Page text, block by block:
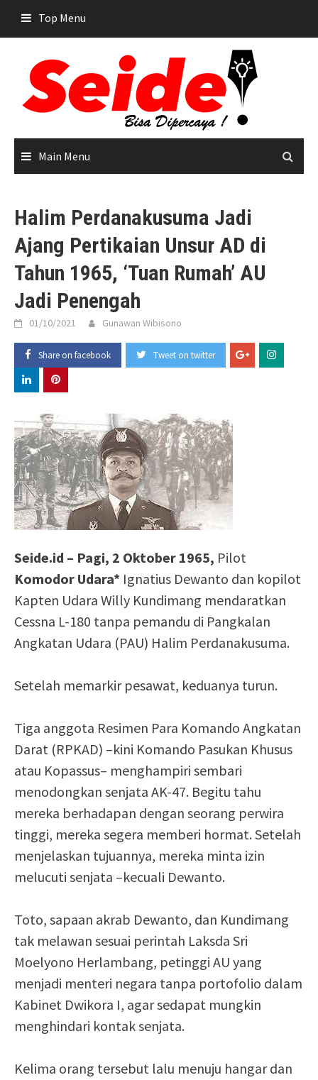
content
Top Menu
Main Menu
Halim Perdanakusuma Jadi
Ajang Pertikaian Unsur AD di
Tahun 1965, ‘Tuan Rumah’ AU
Jadi Penengah
01/10/2021 Gunawan Wibisono
Share on facebook Tweet on twitter
Seide.id – Pagi, 2 Oktober 1965, Pilot
Komodor Udara* Ignatius Dewanto dan kopilot
Kapten Udara Willy Kundimang mendaratkan
Cessna L-180 tanpa pemandu di Pangkalan
Angkatan Udara (PAU) Halim Perdanakusuma.
Setelah memarkir pesawat, keduanya turun.
Tiga anggota Resimen Para Komando Angkatan
Darat (RPKAD) –kini Komando Pasukan Khusus
atau Kopassus– menghampiri sembari
menodongkan senjata AK-47. Begitu tahu
mereka berhadapan dengan seorang perwira
tinggi, mereka segera memberi hormat. Setelah
menjelaskan tujuannya, mereka minta izin
melucuti senjata –kecuali Dewanto.
Toto, sapaan akrab Dewanto, dan Kundimang
tak melawan sesuai perintah Laksda Sri
Moelyono Herlambang, petinggi AU yang
menjadi menteri negara tanpa portofolio dalam
Kabinet Dwikora I, agar sedapat mungkin
menghindari kontak senjata.
Kelima orang tersebut lalu menuju hangar dan